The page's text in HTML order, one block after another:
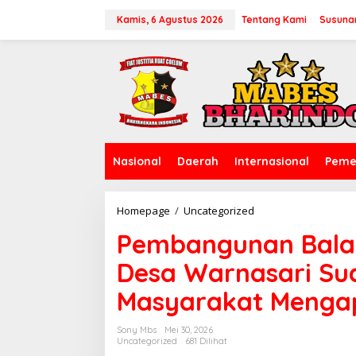
Kamis, 6 Agustus 2026 Tentang Kami
Nasional Daerah Internasional
Homepage / Uncategorized
m
b
a
n
g
u
Pembangunan
Desa Warnasari
Masyarakat
Sony Mbs
Mei 30, 2026
Uncategorized
681 Dilihat